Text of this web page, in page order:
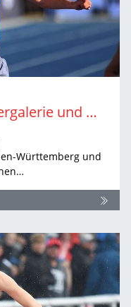
DM Braunschweig | Bildergalerie und Medaillenübersicht
Württemberg und